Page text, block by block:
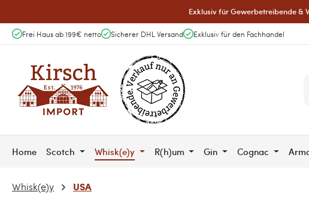
Exklusiv für Gewerbetreibende &
Frei Haus ab 199€ netto Sicherer DHL Versand Exklusiv für den Fachhandel
Home Scotch Whisk(e)y R(h)um Gin Cognac
Whisk(e)y USA